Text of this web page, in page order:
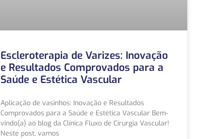
Escleroterapia de Varizes: Inovação
e Resultados Comprovados para a
Saúde e Estética Vascular
Aplicação de vasinhos: Inovação e Resultados
Comprovados para a Saúde e Estética Vascular Bem-
vindo(a) ao blog da Clínica Fluxo de Cirurgia Vascular!
Neste post, vamos